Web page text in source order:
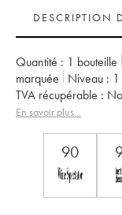
DESCRIPTION
Quantité : 1 bouteille
marquée
Niveau : 1
TVA récupérable :
Appellation :
Propriétaire :
En savoir plus...
90